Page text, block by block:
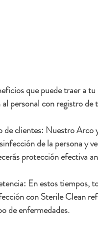
que puede traer a
personal con registro de
clientes: Nuestro Arco
de la persona y
protección efectiva
En estos tiempos,
con Sterile Clean
de enfermedades.